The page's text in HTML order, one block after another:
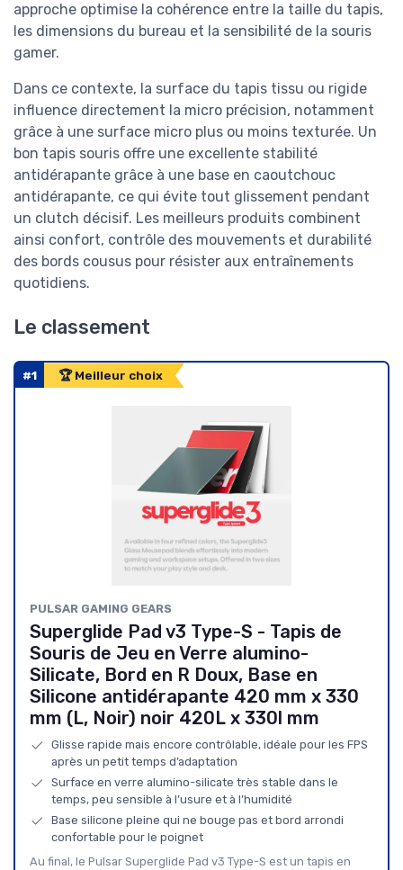
approche optimise la cohérence entre la taille du tapis,
les dimensions du bureau et la sensibilité de la souris
gamer.
Dans ce contexte, la surface du tapis tissu ou rigide
influence directement la micro précision, notamment
grâce à une surface micro plus ou moins texturée. Un
bon tapis souris offre une excellente stabilité
antidérapante grâce à une base en caoutchouc
antidérapante, ce qui évite tout glissement pendant
un clutch décisif. Les meilleurs produits combinent
ainsi confort, contrôle des mouvements et durabilité
des bords cousus pour résister aux entraînements
quotidiens.
Le classement
#1 🏆 Meilleur choix
PULSAR GAMING GEARS
Superglide Pad v3 Type-S - Tapis de
Souris de Jeu en Verre alumino-
Silicate, Bord en R Doux, Base en
Silicone antidérapante 420 mm x 330
mm (L, Noir) noir 420L x 330l mm
Glisse rapide mais encore contrôlable, idéale pour les FPS
après un petit temps d’adaptation
Surface en verre alumino-silicate très stable dans le
temps, peu sensible à l’usure et à l’humidité
Base silicone pleine qui ne bouge pas et bord arrondi
confortable pour le poignet
Au final, le Pulsar Superglide Pad v3 Type-S est un tapis en